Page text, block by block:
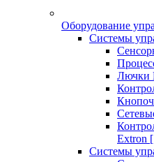
Оборудование
Системы
Лючки
Extron
Системы